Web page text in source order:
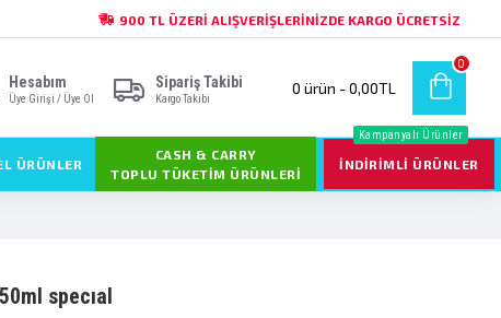
900 TL ÜZERI ALIŞVERIŞLERINIZDE KARGO ÜCRETSIZ
Hesabım
Üye Girişi / Üye Ol
Sipariş Takibi
Kargo Takibi
0 ürün - 0,00TL
0
ÜRÜNLER
CASH & CARRY
TOPLU TÜKETIM ÜRÜNLERI
İNDIRIMLI ÜRÜNLER
Kampanyalı Ürünler
special